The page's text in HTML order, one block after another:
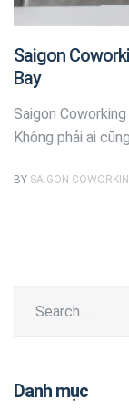
Saigon
Bay
Saigon
Không phải ai
BY SAIGON
Danh mục